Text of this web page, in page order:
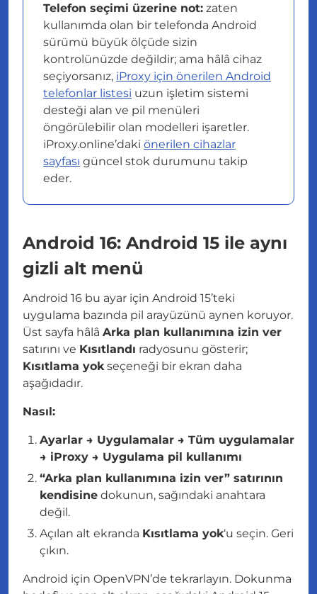
Telefon seçimi üzerine not: zaten
kullanımda olan bir telefonda Android
sürümü büyük ölçüde sizin
kontrolünüzde değildir; ama hâlâ cihaz
seçiyorsanız, iProxy için önerilen Android
telefonlar listesi uzun işletim sistemi
desteği alan ve pil menüleri
öngörülebilir olan modelleri işaretler.
iProxy.online’daki önerilen cihazlar
sayfası güncel stok durumunu takip
eder.
Android 16: Android 15 ile aynı
gizli alt menü
Android 16 bu ayar için Android 15’teki
uygulama bazında pil arayüzünü aynen koruyor.
Üst sayfa hâlâ Arka plan kullanımına izin ver
satırını ve Kısıtlandı radyosunu gösterir;
Kısıtlama yokseçeneği bir ekran daha
aşağıdadır.
Nasıl:
Ayarlar → Uygulamalar → Tüm uygulamalar
→ iProxy → Uygulama pil kullanımı
“Arka plan kullanımına izin ver” satırının
kendisine dokunun, sağındaki anahtara
değil.
Açılan alt ekranda Kısıtlama yok‘u seçin. Geri
çıkın.
Android için OpenVPN’de tekrarlayın. Dokunma